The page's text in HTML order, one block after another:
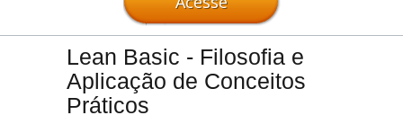
Lean Basic - Filosofia e
Aplicação de Conceitos
Práticos